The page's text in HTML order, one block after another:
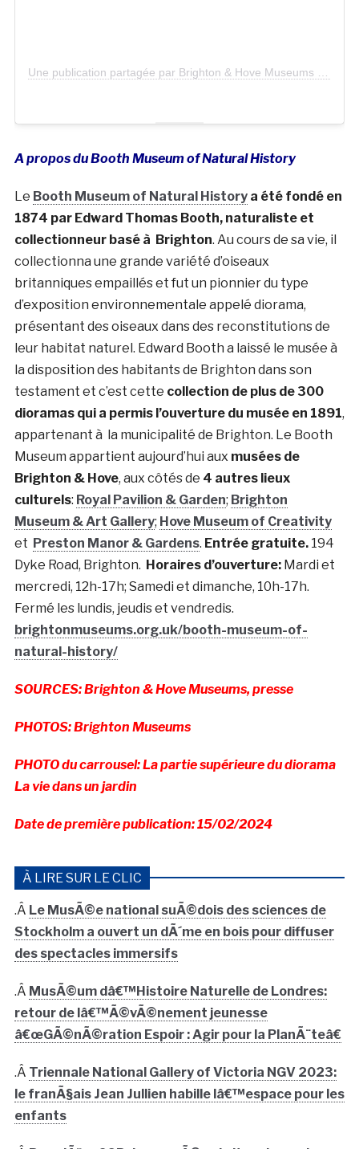
A propos du Booth Museum of Natural History
Le Booth Museum of Natural Historya été fondé en
1874 par Edward Thomas Booth, naturaliste et
collectionneur basé à Brighton. Au cours de sa vie, il
collectionna une grande variété d’oiseaux
britanniques empaillés et fut un pionnier du type
d’exposition environnementale appelé diorama,
présentant des oiseaux dans des reconstitutions de
leur habitat naturel. Edward Booth a laissé le musée à
la disposition des habitants de Brighton dans son
testament et c’est cette collection de plus de 300
dioramas qui a permis l’ouverture du musée en 1891,
appartenant à la municipalité de Brighton. Le Booth
Museum appartient aujourd’hui aux musées de
Brighton & Hove, aux côtés de 4 autres lieux
culturels: Royal Pavilion & Garden; Brighton
Museum & Art Gallery; Hove Museum of Creativity
et Preston Manor & Gardens. Entrée gratuite. 194
Dyke Road, Brighton. Horaires d’ouverture: Mardi et
mercredi, 12h-17h; Samedi et dimanche, 10h-17h.
Fermé les lundis, jeudis et vendredis.
brightonmuseums.org.uk/booth-museum-of-
natural-history/
SOURCES: Brighton & Hove Museums, presse
PHOTOS: Brighton Museums
PHOTO du carrousel: La partie supérieure du diorama
La vie dans un jardin
Date de première publication: 15/02/2024
À LIRE SUR LE CLIC
.Â Le MusÃ©e national suÃ©dois des sciences de
Stockholm a ouvert un dÃ´me en bois pour diffuser
des spectacles immersifs
.Â MusÃ©um dâ€™Histoire Naturelle de Londres:
retour de lâ€™Ã©vÃ©nement jeunesse
â€œGÃ©nÃ©ration Espoir : Agir pour la PlanÃ¨teâ€
.Â Triennale National Gallery of Victoria NGV 2023:
le franÃ§ais Jean Jullien habille lâ€™espace pour les
enfants